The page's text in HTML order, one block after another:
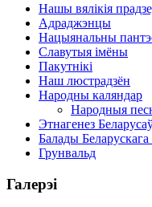
Нашы вялікія
Адраджэнцы
Нацыянальны
Славутыя імёны
Пакутнікі
Наш люстрадзён
Народны каляндар
Народныя
Этнагенез
Балады
Грунвальд
Галерэі